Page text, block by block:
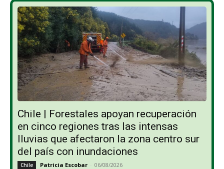
Chile | Forestales apoyan recuperación
en cinco regiones tras las intensas
lluvias que afectaron la zona centro sur
del país con inundaciones
Chile Patricia Escobar - 06/08/2026